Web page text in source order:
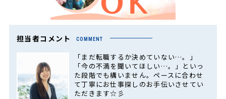
担当者コメント COMMENT
「まだ転職するか決めていない…。」
「今の不満を聞いてほしい…。」といっ
た段階でも構いません。ペースに合わせ
て丁寧にお仕事探しのお手伝いさせてい
ただきます☆彡